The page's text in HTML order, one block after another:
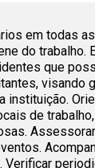
em todas
do trabalho.
que
visando
instituição.
de
Verificar